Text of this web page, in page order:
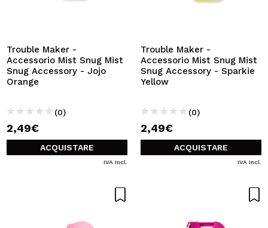
Trouble Maker -
Accessorio Mist Snug Mist
Snug Accessory - Jojo
Orange
(0)
2,49€
ACQUISTARE
IVA Incl.
Trouble Maker -
Accessorio Mist Snug Mist
Snug Accessory - Sparkie
Yellow
(0)
2,49€
ACQUISTARE
IVA Incl.